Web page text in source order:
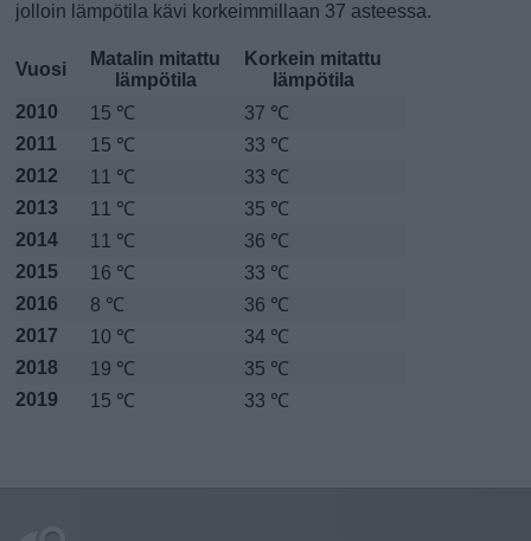
jolloin lämpötila kävi korkeimmillaan 37 asteessa.
Vuosi
Matalin mitattu
lämpötila
Korkein mitattu
lämpötila
2010
15 ℃
37 ℃
2011
15 ℃
33 ℃
2012
11 ℃
33 ℃
2013
11 ℃
35 ℃
2014
11 ℃
36 ℃
2015
16 ℃
33 ℃
2016
8 ℃
36 ℃
2017
10 ℃
34 ℃
2018
19 ℃
35 ℃
2019
15 ℃ 33 ℃